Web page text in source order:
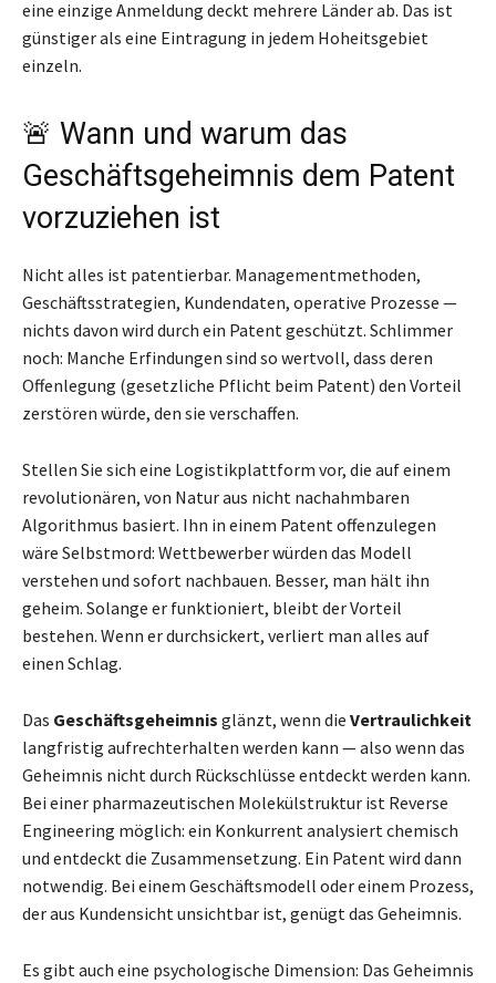
eine einzige Anmeldung deckt mehrere Länder ab. Das ist
günstiger als eine Eintragung in jedem Hoheitsgebiet
einzeln.
🚨 Wann und warum das
Geschäftsgeheimnis dem Patent
vorzuziehen ist
Nicht alles ist patentierbar. Managementmethoden,
Geschäftsstrategien, Kundendaten, operative Prozesse —
nichts davon wird durch ein Patent geschützt. Schlimmer
noch: Manche Erfindungen sind so wertvoll, dass deren
Offenlegung (gesetzliche Pflicht beim Patent) den Vorteil
zerstören würde, den sie verschaffen.
Stellen Sie sich eine Logistikplattform vor, die auf einem
revolutionären, von Natur aus nicht nachahmbaren
Algorithmus basiert. Ihn in einem Patent offenzulegen
wäre Selbstmord: Wettbewerber würden das Modell
verstehen und sofort nachbauen. Besser, man hält ihn
geheim. Solange er funktioniert, bleibt der Vorteil
bestehen. Wenn er durchsickert, verliert man alles auf
einen Schlag.
Das Geschäftsgeheimnis glänzt, wenn die Vertraulichkeit
langfristig aufrechterhalten werden kann — also wenn das
Geheimnis nicht durch Rückschlüsse entdeckt werden kann.
Bei einer pharmazeutischen Molekülstruktur ist Reverse
Engineering möglich: ein Konkurrent analysiert chemisch
und entdeckt die Zusammensetzung. Ein Patent wird dann
notwendig. Bei einem Geschäftsmodell oder einem Prozess,
der aus Kundensicht unsichtbar ist, genügt das Geheimnis.
Es gibt auch eine psychologische Dimension: Das Geheimnis